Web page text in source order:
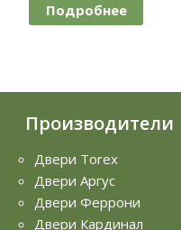
Подробнее
Производители
Двери Torex
Двери Аргус
Двери Феррони
Двери Кардинал